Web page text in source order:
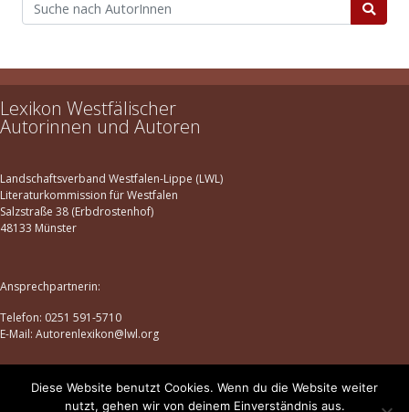
Lexikon Westfälischer
Autorinnen und Autoren
Landschaftsverband Westfalen-Lippe (LWL)
Literaturkommission für Westfalen
Salzstraße 38 (Erbdrostenhof)
48133 Münster
Ansprechpartnerin:
Telefon: 0251 591-5710
E-Mail: Autorenlexikon@lwl.org
Datenschutz |Impressum
Diese Website benutzt Cookies. Wenn du die Website weiter
nutzt, gehen wir von deinem Einverständnis aus.